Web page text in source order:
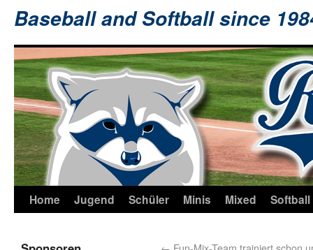
Baseball and Softball since
Home Jugend Schüler Minis Mixed Softball